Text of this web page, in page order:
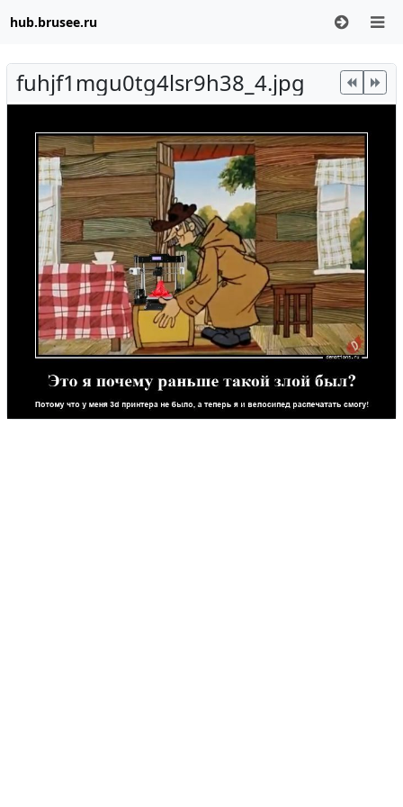
hub.brusee.ru
fuhjf1mgu0tg4lsr9h38_4.jpg